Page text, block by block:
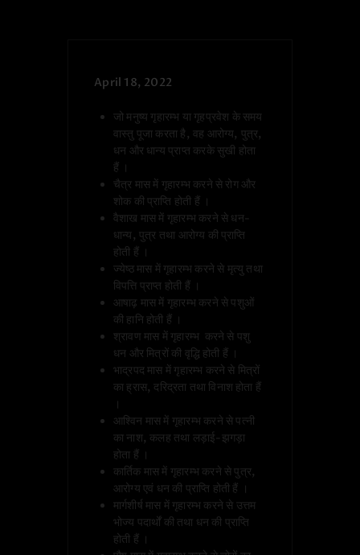
April 18, 2022
जो मनुष्य गृहारम्भ या गृहप्रवेश के समय
वास्तु पूजा करता है, वह आरोग्य, पुत्र,
धन और धान्य प्राप्त करके सुखी होता
हैं ।
चैत्र मास में गृहारम्भ करने से रोग और
शोक की प्राप्ति होती हैं ।
वैशाख मास में गृहारम्भ करने से धन-
धान्य, पुत्र तथा आरोग्य की प्राप्ति
होती हैं ।
ज्येष्ठ मास में गृहारम्भ करने से मृत्यु तथा
विपत्ति प्राप्त होती हैं ।
आषाढ़ मास में गृहारम्भ करने से पशुओं
की हानि होती हैं ।
श्रावण मास में गृहारम्भ करने से पशु
धन और मित्रों की वृद्धि होती हैं ।
भाद्रपद मास में गृहारम्भ करने से मित्रों
का ह्रास, दरिद्रता तथा विनाश होता हैं
।
आश्विन मास में गृहारम्भ करने से पत्नी
का नाश, कलह तथा लड़ाई-झगड़ा
होता हैं ।
कार्तिक मास में गृहारम्भ करने से पुत्र,
आरोग्य एवं धन की प्राप्ति होती हैं ।
मार्गशीर्ष मास में गृहारम्भ करने से उत्तम
भोज्य पदार्थों की तथा धन की प्राप्ति
होती हैं ।